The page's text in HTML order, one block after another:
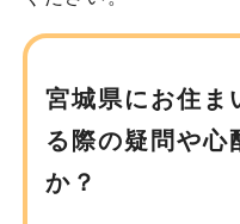
宮城県にお住ま
る際の疑問や心
か？